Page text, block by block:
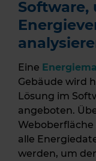
Software,
Eine
Gebäude wird
Lösung im
angeboten.
alle
werden, um